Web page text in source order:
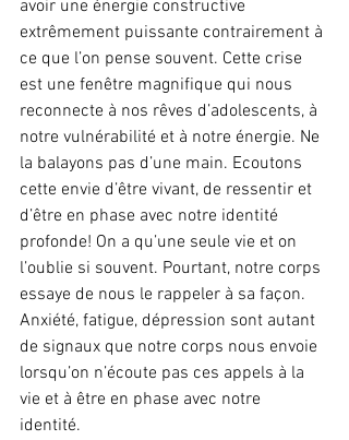
avoir une énergie constructive
extrêmement puissante contrairement à
ce que l’on pense souvent. Cette crise
est une fenêtre magnifique qui nous
reconnecte à nos rêves d’adolescents, à
notre vulnérabilité et à notre énergie. Ne
la balayons pas d’une main. Ecoutons
cette envie d’être vivant, de ressentir et
d’être en phase avec notre identité
profonde! On a qu’une seule vie et on
l’oublie si souvent. Pourtant, notre corps
essaye de nous le rappeler à sa façon.
Anxiété, fatigue, dépression sont autant
de signaux que notre corps nous envoie
lorsqu’on n’écoute pas ces appels à la
vie et à être en phase avec notre
identité.